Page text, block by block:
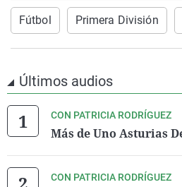
Fútbol Primera División
Últimos audios
CON PATRICIA RODRÍGUEZ
Más de Uno Asturias
CON PATRICIA RODRÍGUEZ